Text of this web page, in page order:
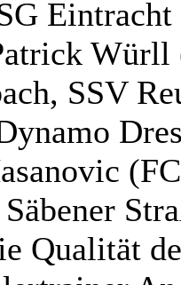
Würll
SSV
Qualität